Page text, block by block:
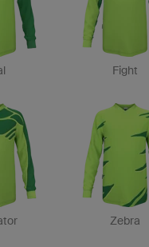
Fight
Zebra